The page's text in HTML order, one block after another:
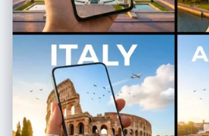
"imperfections": ["fabric wrinkles", "natural
"sensor_format": "Digital Mirrorless / High-Res", "lens":
Bird's Eye View", "framing": "Wide enough to show the full bed or a
significant portion of the mattress to allow
"composition": { "framing": "subject centered or slightly diagonal",
"depth": "flat field focus (everything sharp,
"emphasis": "interaction between the real
drawn environment" } }, "photobooth_collage_specific": { "layout":
Flow - The Diagonal Gradient]** * **Zone 1 (Far Left Diagonal -
WINTER):** The slice cuts through the left
surface is covered in frost/snow. * *Atmosphere:* Cold blue tones,
visible breath, sharp air. * *Botany:* **{Botany_Winter}** (bare
branches/ice). * **Zone 2 (Center-Left Diagonal - SPRING):** The next
diagonal slice transforms the structure
environment. * *Atmosphere:* Pastel pinks/greens, soft mist. *
*Botany:* **{Botany_Spring}** (bursting flowers/
(Center-Right Diagonal - SUMMER):**
structure under intense vertical sunlight. * *Atmosphere:* High